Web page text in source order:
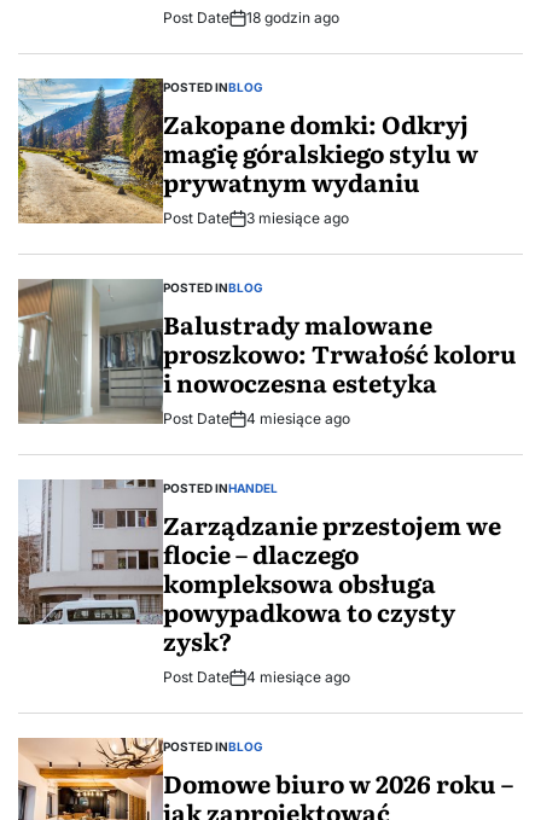
Post Date 18 godzin ago
POSTED INBLOG
Zakopane domki: Odkryj
magię góralskiego stylu w
prywatnym wydaniu
Post Date 3 miesiące ago
POSTED INBLOG
Balustrady malowane
proszkowo: Trwałość koloru
i nowoczesna estetyka
Post Date 4 miesiące ago
POSTED INHANDEL
Zarządzanie przestojem we
flocie – dlaczego
kompleksowa obsługa
powypadkowa to czysty
zysk?
Post Date 4 miesiące ago
POSTED INBLOG
Domowe biuro w 2026 roku –
jak zaprojektować